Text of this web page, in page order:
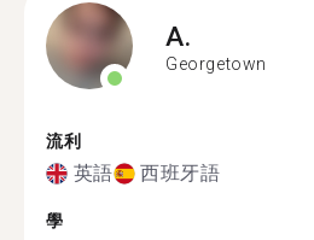
A.
Georgetown
流利
英語 西班牙語
學